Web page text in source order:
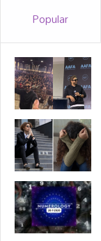
Popular